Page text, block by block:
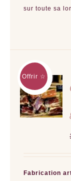
sur toute sa
Offrir ☆
AJOUTER
AU
PANIER
/
DÉTAILS
Fabrication